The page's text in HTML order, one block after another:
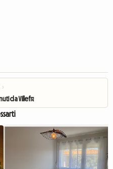
›
da Villefranche e Nailloux